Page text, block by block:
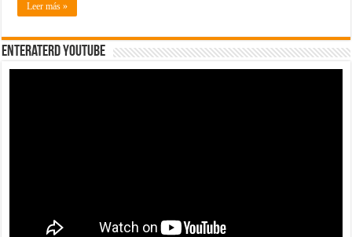
Leer más »
EnterateRD YOUTUBE